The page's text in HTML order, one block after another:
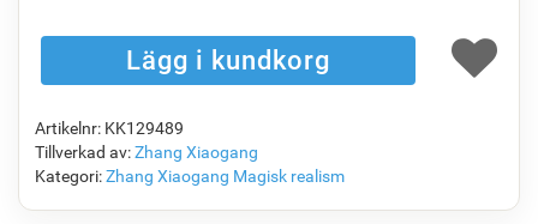
F7034-296
1 375.18
F6731-224
1 375.18 kr 1 375.18
Artikelnr: KK129489
Tillverkad av:Zhang Xiaogang
Kategori:Zhang Xiaogang Magisk realism